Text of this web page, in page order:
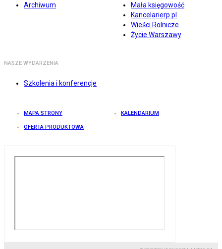
Archiwum
Mała księgowość
Kancelarierp.pl
Wieści Rolnicze
Życie Warszawy
NASZE WYDARZENIA
Szkolenia i konferencje
MAPA STRONY KALENDARIUM
OFERTA PRODUKTOWA